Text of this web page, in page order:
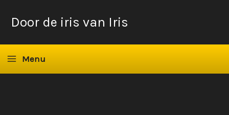
naarDoor de iris van Iris
Menu